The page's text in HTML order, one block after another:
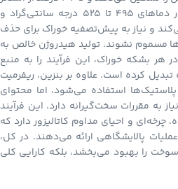
بنزین را تأمین می‌کند. فرآیند در دماهای ۴۹۵ تا ۵۲۵ درجه سانتی‌گراد و
عمل می‌کند و نیاز به پیش‌تصفیه خوراک برای حذف
مسموم نشوند. تولید هیدروژن خالص به
فوت مکعب در هر بشکه خوراک، این فرآیند را به منبع
کرده است. علاوه بر بنزین، ریفرمیت
پلاستیک‌ها استفاده می‌شود، اما محتوای
به مقررات سخت‌گیرانه دارد. این فرآیند
چرخه‌ای و احیای مداوم کاتالیزور دارد که
پالایشگاهی ارائه می‌دهند. در کل،
سوخت را بهبود می‌بخشد، بلکه کارایی کلی